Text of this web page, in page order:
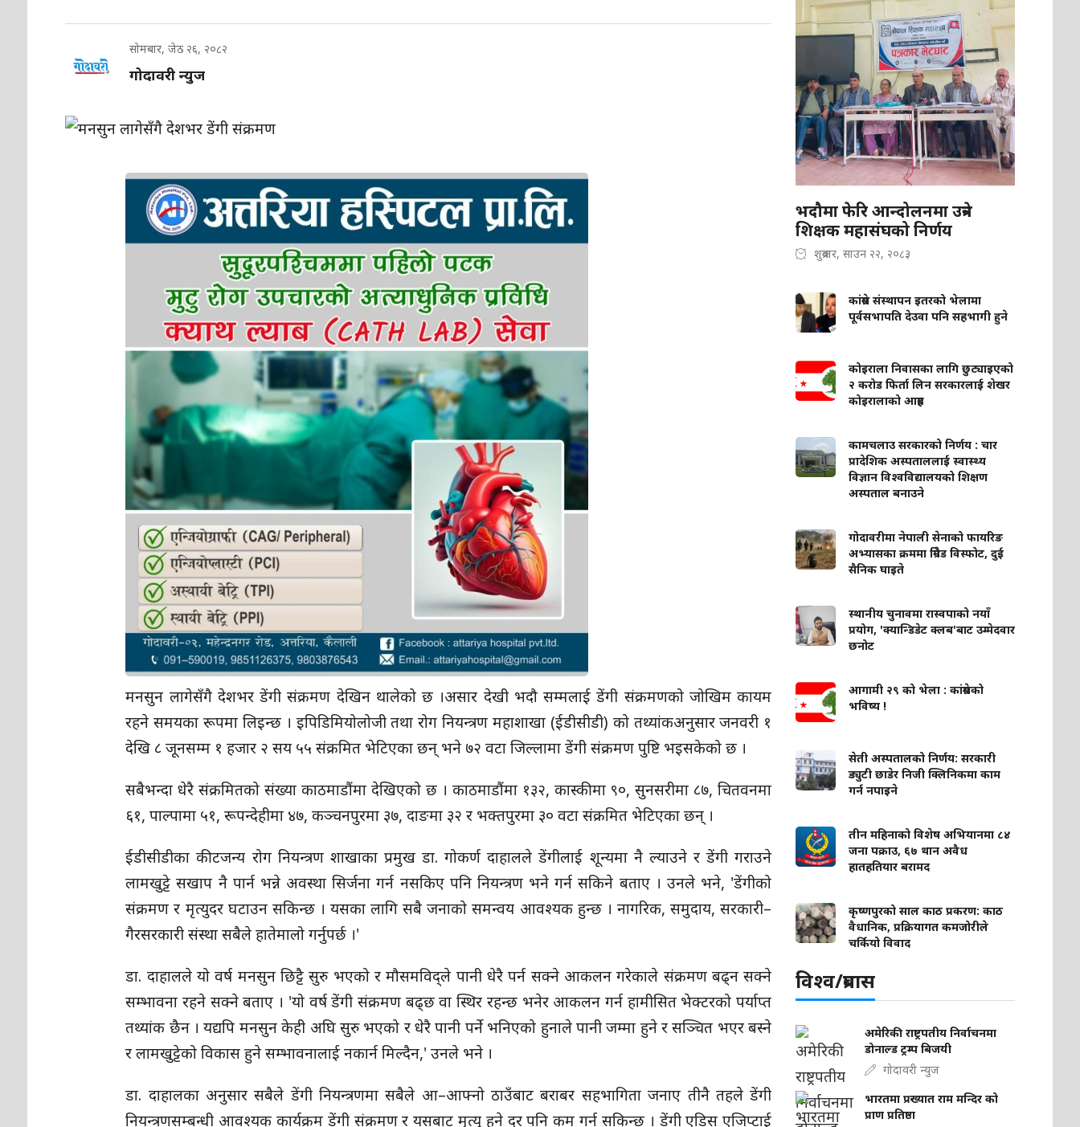
सोमबार, जेठ २६, २०८२
गोदावरी न्युज
मनसुन लागेसँगै देशभर डेंगी संक्रमण देखिन थालेको छ ।असार देखी भदौ सम्मलाई डेंगी संक्रमणको जोखिम कायम
रहने समयका रूपमा लिइन्छ । इपिडिमियोलोजी तथा रोग नियन्त्रण महाशाखा (ईडीसीडी) को तथ्यांकअनुसार जनवरी १
देखि ८ जूनसम्म १ हजार २ सय ५५ संक्रमित भेटिएका छन् भने ७२ वटा जिल्लामा डेंगी संक्रमण पुष्टि भइसकेको छ ।
सबैभन्दा धेरै संक्रमितको संख्या काठमाडाैंमा देखिएको छ । काठमाडाैंमा १३२, कास्कीमा ९०, सुनसरीमा ८७, चितवनमा
६१, पाल्पामा ५१, रूपन्देहीमा ४७, कञ्चनपुरमा ३७, दाङमा ३२ र भक्तपुरमा ३० वटा संक्रमित भेटिएका छन् ।
ईडीसीडीका कीटजन्य रोग नियन्त्रण शाखाका प्रमुख डा. गोकर्ण दाहालले डेंगीलाई शून्यमा नै ल्याउने र डेंगी गराउने
लामखुट्टे सखाप नै पार्न भन्ने अवस्था सिर्जना गर्न नसकिए पनि नियन्त्रण भने गर्न सकिने बताए । उनले भने, 'डेंगीको
संक्रमण र मृत्युदर घटाउन सकिन्छ । यसका लागि सबै जनाको समन्वय आवश्यक हुन्छ । नागरिक, समुदाय, सरकारी–
गैरसरकारी संस्था सबैले हातेमालो गर्नुपर्छ ।'
डा. दाहालले यो वर्ष मनसुन छिट्टै सुरु भएको र मौसमविद्ले पानी धेरै पर्न सक्ने आकलन गरेकाले संक्रमण बढ्न सक्ने
सम्भावना रहने सक्ने बताए । 'यो वर्ष डेंगी संक्रमण बढ्छ वा स्थिर रहन्छ भनेर आकलन गर्न हामीसित भेक्टरको पर्याप्त
तथ्यांक छैन । यद्यपि मनसुन केही अघि सुरु भएको र धेरै पानी पर्ने भनिएको हुनाले पानी जम्मा हुने र सञ्चित भएर बस्ने
र लामखुट्टेको विकास हुने सम्भावनालाई नकार्न मिल्दैन,' उनले भने ।
डा. दाहालका अनुसार सबैले डेंगी नियन्त्रणमा सबैले आ–आफ्नो ठाउँबाट बराबर सहभागिता जनाए तीनै तहले डेंगी
नियन्त्रणसम्बन्धी आवश्यक कार्यक्रम डेंगी संक्रमण र यसबाट मृत्यु हुने दर पनि कम गर्न सकिन्छ । डेंगी एडिस एजिप्टाई
भदौमा फेरि आन्दोलनमा उत्रने
शिक्षक महासंघको निर्णय
शुक्रबार, साउन २२, २०८३
कांग्रेस संस्थापन इतरको भेलामा
पूर्वसभापति देउवा पनि सहभागी हुने
कोइराला निवासका लागि छुट्याइएको
२ करोड फिर्ता लिन सरकारलाई शेखर
कोइरालाको आग्रह
कामचलाउ सरकारको निर्णय : चार
प्रादेशिक अस्पताललाई स्वास्थ्य
विज्ञान विश्वविद्यालयको शिक्षण
अस्पताल बनाउने
गोदावरीमा नेपाली सेनाको फायरिङ
अभ्यासका क्रममा ग्रिनेड विस्फोट, दुई
सैनिक घाइते
स्थानीय चुनावमा रास्वपाको नयाँ
प्रयोग, 'क्यान्डिडेट क्लब'बाट उम्मेदवार
छनोट
आगामी २९ को भेला : कांग्रेसको
भविष्य !
सेती अस्पतालको निर्णय: सरकारी
ड्युटी छाडेर निजी क्लिनिकमा काम
गर्न नपाइने
तीन महिनाको विशेष अभियानमा ८४
जना पक्राउ, ६७ थान अवैध
हातहतियार बरामद
कृष्णपुरको साल काठ प्रकरण: काठ
वैधानिक, प्रक्रियागत कमजोरीले
चर्कियो विवाद
विश्व/प्रबास
अमेरिकी राष्ट्रपतीय निर्वाचनमा
डोनाल्ड ट्रम्प बिजयी
गोदावरी न्युज
भारतमा प्रख्यात राम मन्दिर को
प्राण प्रतिष्ठा